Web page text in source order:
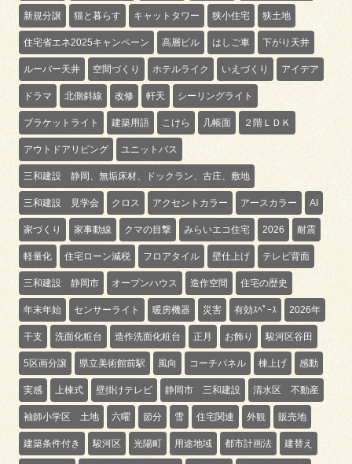
新規分譲 猫と暮らす キャットタワー 狭小住宅 狭土地
住宅省エネ2025キャンペーン 高層ビル はしご車 下がり天井
ルーバー天井 空間づくり ホテルライク いえづくり アイデア
ドラマ 北側斜線 改修 軒天 シーリングライト
ブラケットライト 建築用語 こけら 几帳面 ２階ＬＤＫ
アウトドアリビング ユニットバス
三和建設 静岡、無垢床材、ドックラン、古庄、敷地
三和建設 見学会 クロス アクセントカラー アースカラー AI
家づくり 家事動線 クマの目撃 みらいエコ住宅 2026 耐震
軽量化 住宅ローン減税 フロアタイル 壁仕上げ テレビ背面
三和建設 静岡市 オープンハウス 造作空間 住宅の歴史
年末年始 センサーライト 暖房機器 災害 有効ｽﾍﾟｰｽ 2026年
干支 洗面化粧台 造作洗面化粧台 正月 お飾り 駿河区谷田
5区画分譲 県立美術館前駅 風向 コーチパネル 棟上げ 感動
実感 上棟式 壁掛けテレビ 静岡市 三和建設 清水区 不動産
袖師小学区 土地 六曜 節分 雪 住宅関連 外観 販売地
建築条件付き 駿河区 光陽町 用途地域 都市計画法 建替え